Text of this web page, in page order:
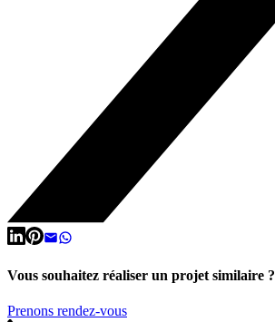
Vous souhaitez réaliser un projet similaire ?
Prenons rendez-vous